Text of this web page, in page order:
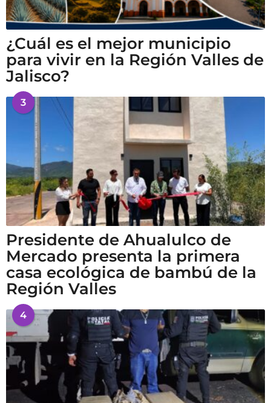
¿Cuál es el mejor municipio
para vivir en la Región Valles de
Jalisco?
3
Presidente de Ahualulco de
Mercado presenta la primera
casa ecológica de bambú de la
Región Valles
4